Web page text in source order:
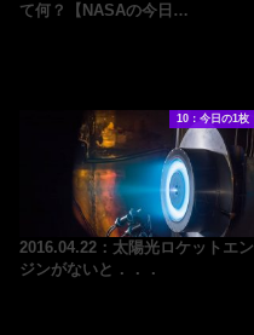
て何？【NASAの今日…
10：今日の1枚
2016.04.22：太陽光ロケットエン
ジンがないと．．．